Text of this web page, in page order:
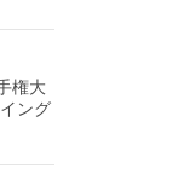
権大
ング